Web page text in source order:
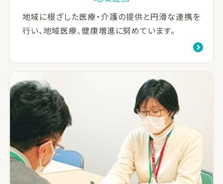
地域に根ざした医療・介護の提供と円滑な連携を
行い、地域医療、健康増進に努めています。